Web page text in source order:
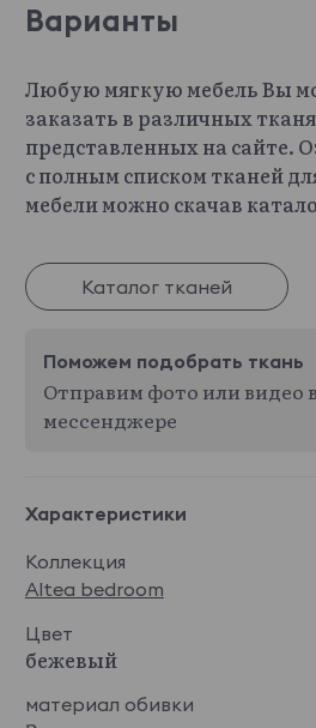
Варианты
Любую мягкую мебель Вы
заказать в различных
представленных на сайте.
с полным списком тканей
мебели можно скачав
Каталог тканей
Поможем подобрать ткань
Отправим фото или видео в
мессенджере
Характеристики
Коллекция
Altea bedroom
Цвет
бежевый
материал обивки